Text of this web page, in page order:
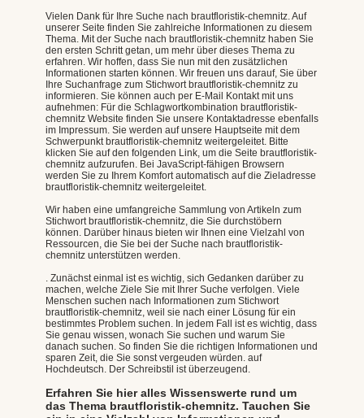
Vielen Dank für Ihre Suche nach brautfloristik-chemnitz. Auf
unserer Seite finden Sie zahlreiche Informationen zu diesem
Thema. Mit der Suche nach brautfloristik-chemnitz haben Sie
den ersten Schritt getan, um mehr über dieses Thema zu
erfahren. Wir hoffen, dass Sie nun mit den zusätzlichen
Informationen starten können. Wir freuen uns darauf, Sie über
Ihre Suchanfrage zum Stichwort brautfloristik-chemnitz zu
informieren. Sie können auch per E-Mail Kontakt mit uns
aufnehmen: Für die Schlagwortkombination brautfloristik-
chemnitz Website finden Sie unsere Kontaktadresse ebenfalls
im Impressum. Sie werden auf unsere Hauptseite mit dem
Schwerpunkt brautfloristik-chemnitz weitergeleitet. Bitte
klicken Sie auf den folgenden Link, um die Seite brautfloristik-
chemnitz aufzurufen. Bei JavaScript-fähigen Browsern
werden Sie zu Ihrem Komfort automatisch auf die Zieladresse
brautfloristik-chemnitz weitergeleitet.
Wir haben eine umfangreiche Sammlung von Artikeln zum
Stichwort brautfloristik-chemnitz, die Sie durchstöbern
können. Darüber hinaus bieten wir Ihnen eine Vielzahl von
Ressourcen, die Sie bei der Suche nach brautfloristik-
chemnitz unterstützen werden.
. Zunächst einmal ist es wichtig, sich Gedanken darüber zu
machen, welche Ziele Sie mit Ihrer Suche verfolgen. Viele
Menschen suchen nach Informationen zum Stichwort
brautfloristik-chemnitz, weil sie nach einer Lösung für ein
bestimmtes Problem suchen. In jedem Fall ist es wichtig, dass
Sie genau wissen, wonach Sie suchen und warum Sie
danach suchen. So finden Sie die richtigen Informationen und
sparen Zeit, die Sie sonst vergeuden würden. auf
Hochdeutsch. Der Schreibstil ist überzeugend.
Erfahren Sie hier alles Wissenswerte rund um
das Thema brautfloristik-chemnitz. Tauchen Sie